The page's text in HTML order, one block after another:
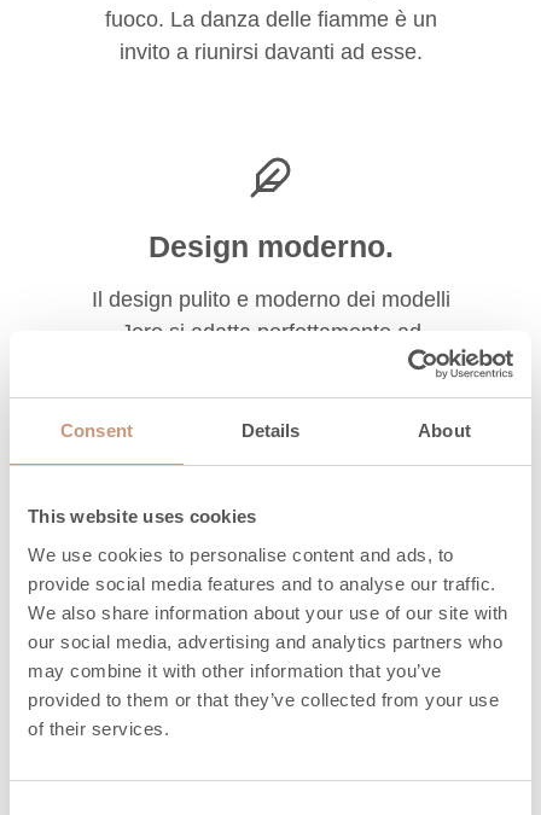
Consent Details About
This website uses cookies
We use cookies to personalise content and ads, to
provide social media features and to analyse our traffic.
We also share information about your use of our site with
our social media, advertising and analytics partners who
may combine it with other information that you’ve
provided to them or that they’ve collected from your use
of their services.
fuoco. La danza delle fiamme è un
invito a riunirsi davanti ad esse.
Design moderno.
Il design pulito e moderno dei modelli
Jero si adatta perfettamente ad
un’ampia gamma arredamenti. Le
linee senza tempo e i dettagli stilistici
rendono questi modelli non solo delle
piacevoli fonti di calore, ma anche un
Tecnologia innovativa.
La tecnologia all’avanguardia
garantisce una combustione ottimale,